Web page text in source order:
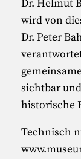
Dr. Helmut
wird von
Dr. Peter
sichtbar
historische
Technisch